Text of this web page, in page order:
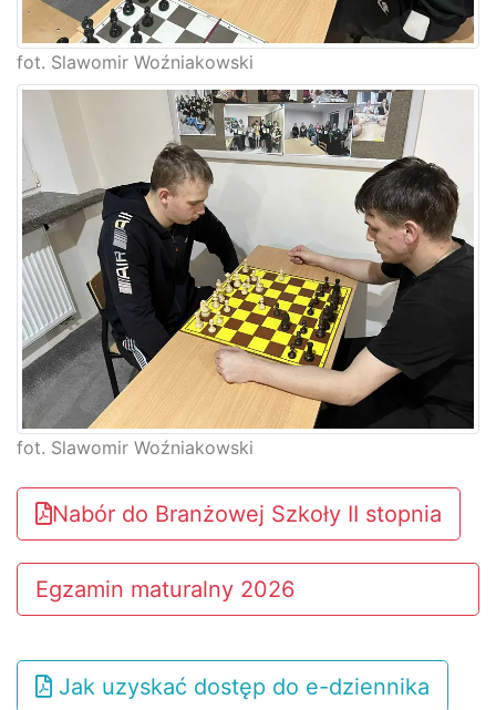
fot. Slawomir Woźniakowski
fot. Slawomir Woźniakowski
Nabór do Branżowej Szkoły II stopnia
Egzamin maturalny 2026
Jak uzyskać dostęp do e-dziennika